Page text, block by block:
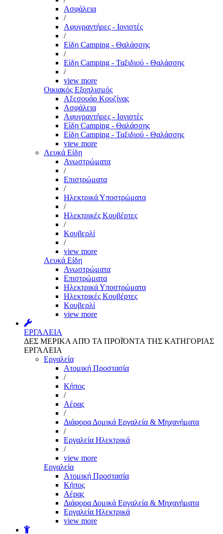
Ασφάλεια
/
Αφυγραντήρες - Ιονιστές
/
Είδη Camping - Θαλάσσης
/
Είδη Camping - Ταξιδιού - Θαλάσσης
/
view more
Οικιακός Εξοπλισμός
Αξεσουάρ Κουζίνας
Ασφάλεια
Αφυγραντήρες - Ιονιστές
Είδη Camping - Θαλάσσης
Είδη Camping - Ταξιδιού - Θαλάσσης
view more
Λευκά Είδη
Ανωστρώματα
/
Επιστρώματα
/
Ηλεκτρικά Υποστρώματα
/
Ηλεκτρικές Κουβέρτες
/
Κουβερλί
/
view more
Λευκά Είδη
Ανωστρώματα
Επιστρώματα
Ηλεκτρικά Υποστρώματα
Ηλεκτρικές Κουβέρτες
Κουβερλί
view more
ΕΡΓΑΛΕΙΑ
ΔΕΣ ΜΕΡΙΚΑ ΑΠΌ ΤΑ ΠΡΟΪΌΝΤΑ ΤΗΣ ΚΑΤΗΓΟΡΙΑΣ
ΕΡΓΑΛΕΙΑ
Εργαλεία
Aτομική Προστασία
/
Kήπος
/
Αέρας
/
Διάφορα Δομικά Εργαλεία & Μηχανήματα
/
Εργαλεία Ηλεκτρικά
/
view more
Εργαλεία
Aτομική Προστασία
Kήπος
Αέρας
Διάφορα Δομικά Εργαλεία & Μηχανήματα
Εργαλεία Ηλεκτρικά
view more